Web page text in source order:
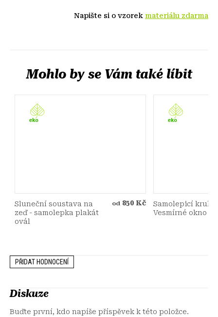
Napište si o vzorek materiálu zdarma
Sluneční soustava na
zeď - samolepka plakát
ovál
od 850 Kč
Samolepicí kruh
Vesmírné okno
PŘIDAT HODNOCENÍ
Diskuze
Buďte první, kdo napíše příspěvek k této položce.